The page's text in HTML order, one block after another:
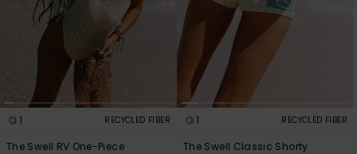
1 RECYCLED FIBER
The Swell RV One-Piece
1 RECYCLED FIBER
The Swell Classic Shorty